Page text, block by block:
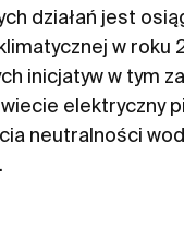
działań jest
w roku
inicjatyw w tym
elektryczny
neutralności